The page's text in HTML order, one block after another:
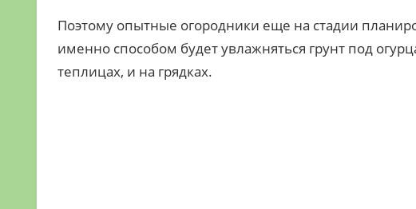
Поэтому опытные огородники еще на стадии
именно способом будет увлажняться грунт под
теплицах, и на грядках.